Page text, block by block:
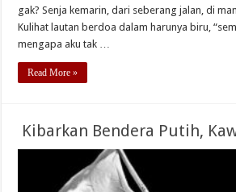
gak? Senja kemarin, dari seberang jalan, di
Kulihat lautan berdoa dalam harunya biru,
mengapa aku tak …
Read More »
Kibarkan Bendera Putih,